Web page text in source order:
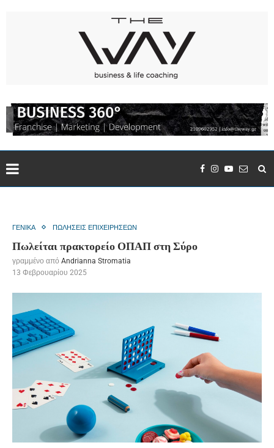
ΓΕΝΙΚΑ ΠΩΛΗΣΕΙΣ ΕΠΙΧΕΙΡΗΣΕΩΝ
Πωλείται πρακτορείο ΟΠΑΠ στη Σύρο
γραμμένο από Andrianna Stromatia
13 Φεβρουαρίου 2025